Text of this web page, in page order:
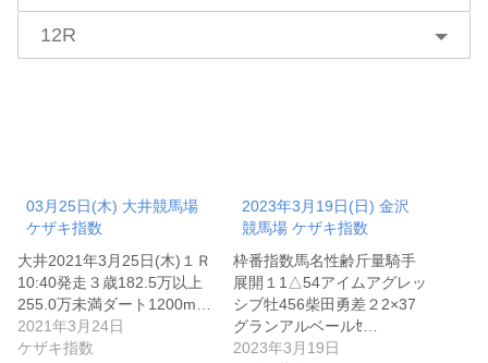
12R
03月25日(木) 大井競馬場
ケザキ指数
大井2021年3月25日(木)１Ｒ
10:40発走３歳182.5万以上
255.0万未満ダート1200m…
2021年3月24日
ケザキ指数
2023年3月19日(日) 金沢
競馬場 ケザキ指数
枠番指数馬名性齢斤量騎手
展開１1△54アイムアグレッ
シブ牡456柴田勇差２2×37
グランアルベールｾ…
2023年3月19日